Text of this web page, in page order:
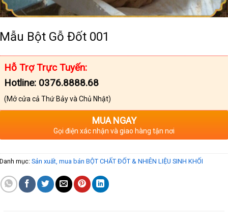
Mẫu Bột Gỗ Đốt 001
Hỗ Trợ Trực Tuyến:
Hotline: 0376.8888.68
(Mở cửa cả Thứ Bảy và Chủ Nhật)
MUA NGAY
Gọi điện xác nhận và giao hàng tận nơi
Danh mục: Sản xuất, mua bán BỘT CHẤT ĐỐT & NHIÊN LIỆU SINH KHỐI